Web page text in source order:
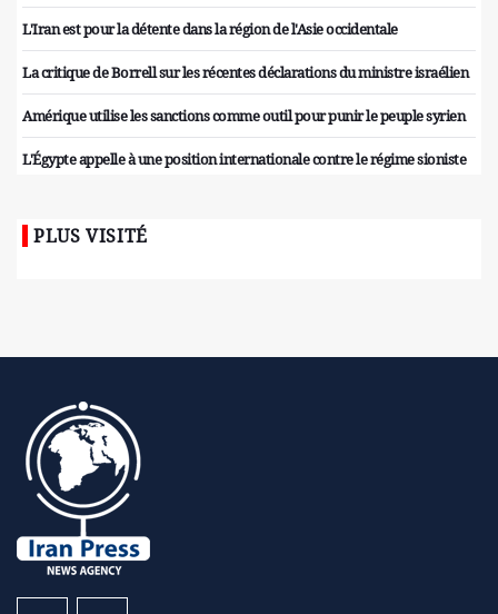
L'Iran est pour la détente dans la région de l'Asie occidentale
La critique de Borrell sur les récentes déclarations du ministre israélien
Amérique utilise les sanctions comme outil pour punir le peuple syrien
L'Égypte appelle à une position internationale contre le régime sioniste
PLUS VISITÉ